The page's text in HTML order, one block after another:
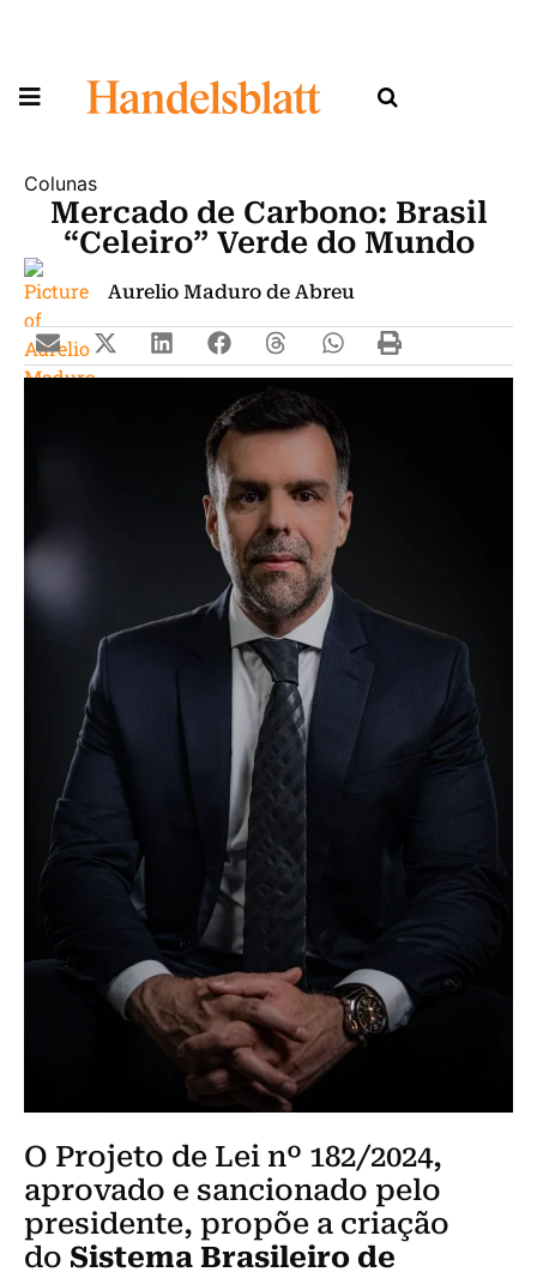
Colunas
Mercado de Carbono: Brasil
“Celeiro” Verde do Mundo
Aurelio Maduro de Abreu
O Projeto de Lei nº 182/2024,
aprovado e sancionado pelo
presidente, propõe a criação
do Sistema Brasileiro de